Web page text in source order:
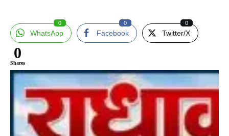
WhatsApp
0
Facebook
0
Twitter/X
0
0
Shares